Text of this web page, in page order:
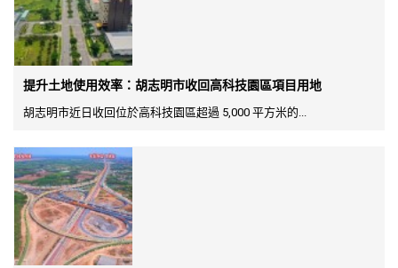
提升土地使用效率：胡志明市收回高科技園區項目用地
胡志明市近日收回位於高科技園區超過 5,000 平方米的...